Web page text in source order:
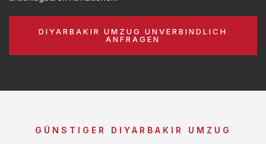
DIYARBAKIR UMZUG UNVERBINDLICH
ANFRAGEN
GÜNSTIGER DIYARBAKIR UMZUG